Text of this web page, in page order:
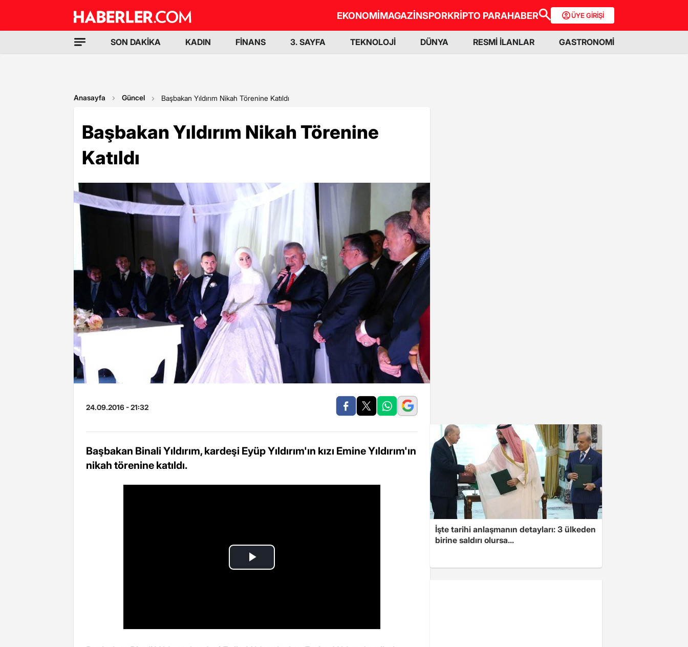
EKONOMİMAGAZİNSPORKRİPTO PARAHABER ÜYE GİRİŞİ
SON DAKİKA KADIN FİNANS 3. SAYFA TEKNOLOJİ DÜNYA RESMİ İLANLAR GASTRONOMİ
Anasayfa Güncel Başbakan Yıldırım Nikah Törenine Katıldı
Başbakan Yıldırım Nikah Törenine
Katıldı
24.09.2016 - 21:32
Başbakan Binali Yıldırım, kardeşi Eyüp Yıldırım'ın kızı Emine Yıldırım'ın
nikah törenine katıldı.
İşte tarihi anlaşmanın detayları: 3 ülkeden
birine saldırı olursa...